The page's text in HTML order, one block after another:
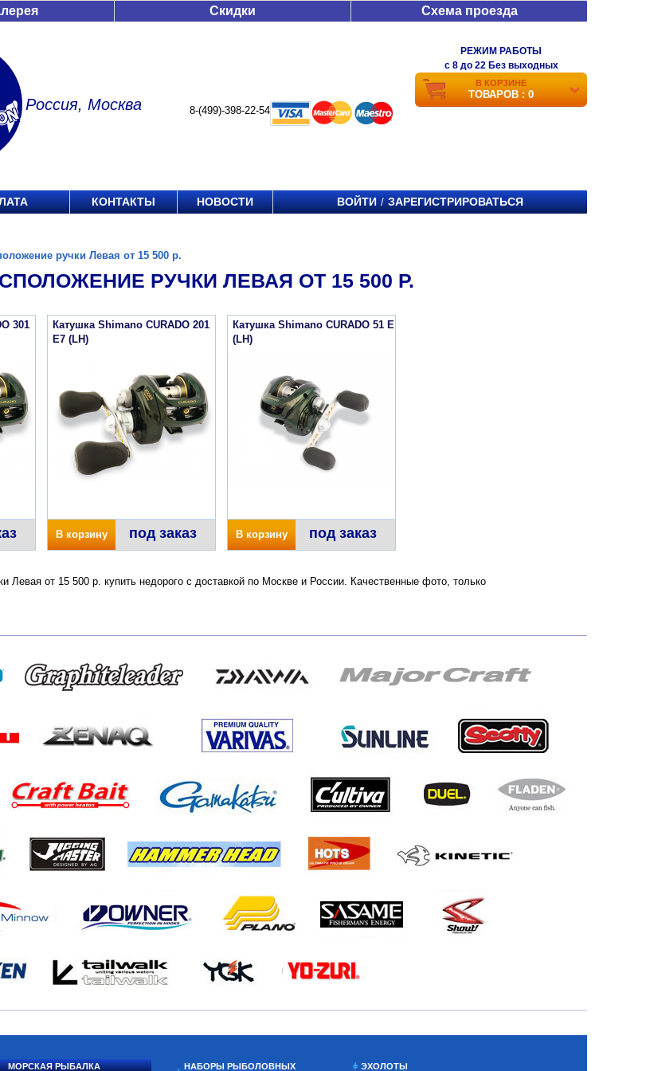
Скидки Схема проезда
Россия, Москва 8-(499)-398-22-54
РЕЖИМ РАБОТЫ
c 8 до 22 Без выходных
В КОРЗИНЕ
ТОВАРОВ : 0
КОНТАКТЫ НОВОСТИ ВОЙТИ / ЗАРЕГИСТРИРОВАТЬСЯ
ручки Левая от 15 500 р.
РУЧКИ ЛЕВАЯ ОТ 15 500 Р.
301
Катушка Shimano CURADO 201
E7 (LH)
В корзину под заказ
Катушка Shimano CURADO 51 E
(LH)
В корзину под заказ
Левая от 15 500 р. купить недорого с доставкой по Москве и России. Качественные фото, только
МОРСКАЯ РЫБАЛКА НАБОРЫ РЫБОЛОВНЫХ ЭХОЛОТЫ